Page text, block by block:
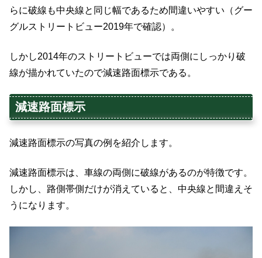
らに破線も中央線と同じ幅であるため間違いやすい（グー
グルストリートビュー2019年で確認）。
しかし2014年のストリートビューでは両側にしっかり破
線が描かれていたので減速路面標示である。
減速路面標示
減速路面標示の写真の例を紹介します。
減速路面標示は、車線の両側に破線があるのが特徴です。
しかし、路側帯側だけが消えていると、中央線と間違えそ
うになります。